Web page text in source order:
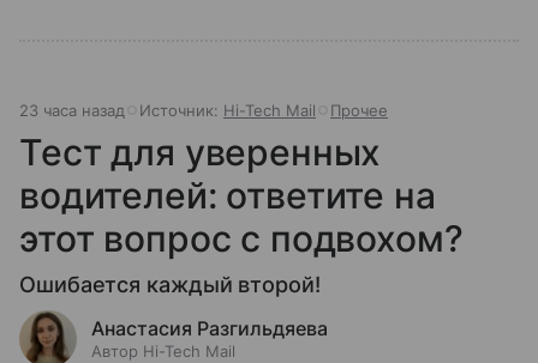
23 часа назад Источник: Hi-Tech Mail Прочее
Тест для уверенных
водителей: ответите на
этот вопрос с подвохом?
Ошибается каждый второй!
Анастасия Разгильдяева
Автор Hi-Tech Mail